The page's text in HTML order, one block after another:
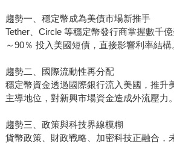
趨勢一、穩定幣成為美債市場新推手
Tether、Circle 等穩定幣發行商掌握數千
～90％ 投入美國短債，直接影響利率結構
趨勢二、國際流動性再分配
穩定幣資金透過國際銀行流入美國，推升
主導地位，對新興市場資金造成外流壓力。
趨勢三、政策與科技界線模糊
貨幣政策、財政戰略、加密科技正融合，